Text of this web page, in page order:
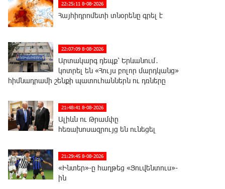
22:25:11 8-08-2026
Հայհիդրոմետի տնօրենը գրել է
22:07:09 8-08-2026
Արտակարգ դեպք՝ Երևանում․
կոտրել են «Հույս բոլոր մարդկանց»
հիմնադրամի շենքի պատուհաններն ու դռները
21:48:41 8-08-2026
Ալիևն ու Թրամփը
հեռախոսազրույց են ունեցել
21:29:45 8-08-2026
«Ինտեր»-ը հաղթեց «Յուվենտուս»-
ին